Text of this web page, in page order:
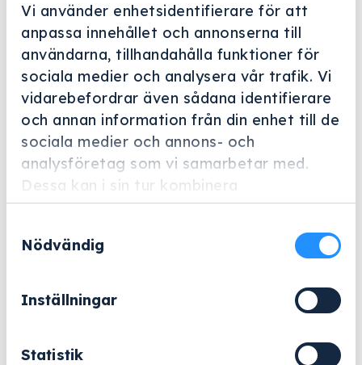
Vi använder enhetsidentifierare för att
anpassa innehållet och annonserna till
användarna, tillhandahålla funktioner för
sociala medier och analysera vår trafik. Vi
vidarebefordrar även sådana identifierare
och annan information från din enhet till de
sociala medier och annons- och
analysföretag som vi samarbetar med.
Dessa kan i sin tur kombinera
informationen med annan information som
samlat in när du har använt deras tjänster.
Nödvändig
Inställningar
Statistik
Helskärm
Miele Professional
UBS 1
Ombyggnadssats för användning av utvalda
lastbärare från serie G 78 i serie PG 85.
963kr